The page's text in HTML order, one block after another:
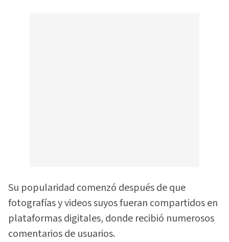
Su popularidad comenzó después de que
fotografías y videos suyos fueran compartidos en
plataformas digitales, donde recibió numerosos
comentarios de usuarios.